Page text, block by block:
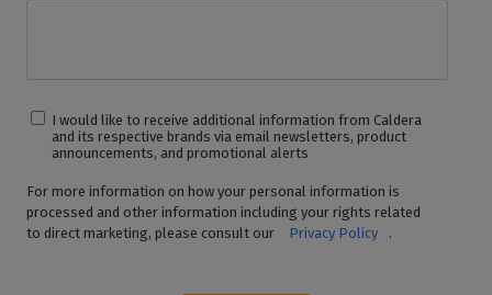
I would like to receive additional information from Caldera
and its respective brands via email newsletters, product
announcements, and promotional alerts
For more information on how your personal information is
processed and other information including your rights related
to direct marketing, please consult our
Privacy Policy .